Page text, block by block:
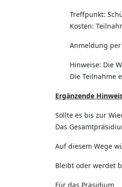
Treffpunkt:
Kosten:
Anmeldung
Hinweise: Die
Die Teilnahme
Ergänzende
Sollte es bis zur
Das
Auf diesem Wege
Bleibt oder werdet
Für das Präsidium